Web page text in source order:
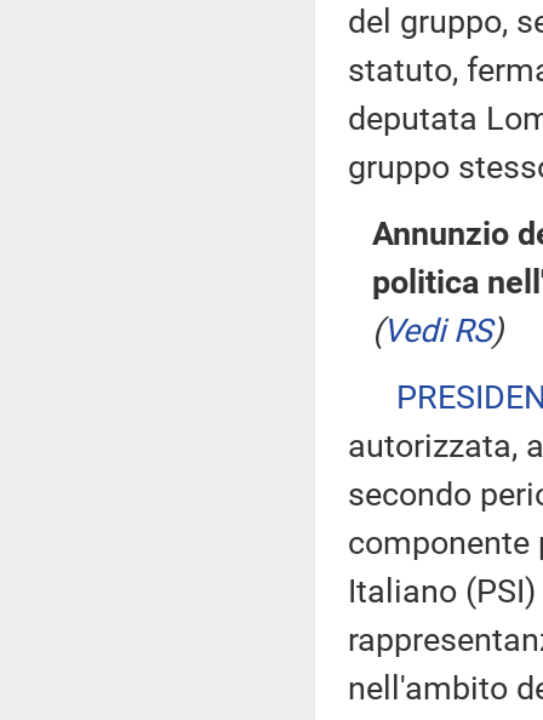
del gruppo,
statuto,
deputata
gruppo
Annunzio
politica
(Vedi RS)
autorizzata,
secondo
Italiano
nell'ambito